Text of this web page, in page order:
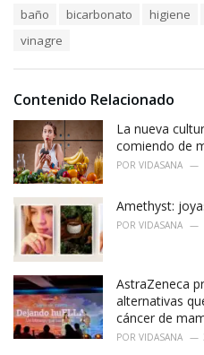
i
:
baño bicarbonato higiene
vinagre
Contenido Relacionado
La nueva
comiendo de
POR VIDASANA
Amethyst:
POR VIDASANA
AstraZeneca
alternativas
cáncer de
POR VIDASANA